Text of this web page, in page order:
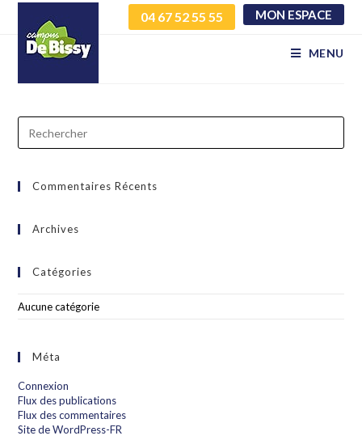
04 67 52 55 55 MON ESPACE
MENU
lprhxtlxhv rxtgzrjlgr
Commentaires Récents
Archives
Catégories
Aucune catégorie
Méta
Connexion
Flux des publications
Flux des commentaires
Site de WordPress-FR